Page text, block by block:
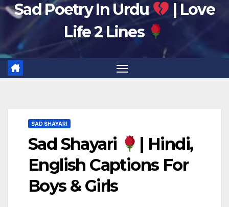
Sad Poetry In Urdu
| Love
Life 2 Lines
SAD SHAYARI
Sad Shayari
| Hindi,
English Captions For
Boys & Girls